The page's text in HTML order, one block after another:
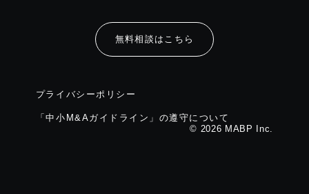
無料相談はこちら
プライバシーポリシー
「中小M&Aガイドライン」の遵守について
© 2026 MABP Inc.